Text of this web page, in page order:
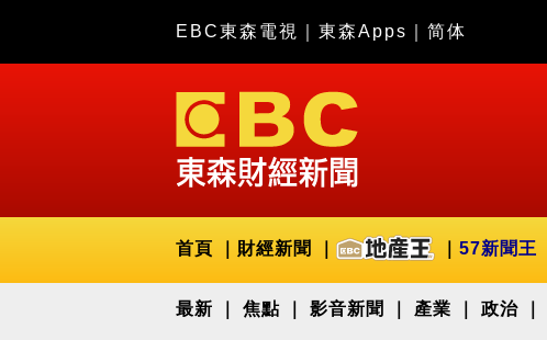
EBC東森電視 東森Apps 简体
首頁 財經新聞 57新聞王
最新 焦點 影音新聞 產業 政治